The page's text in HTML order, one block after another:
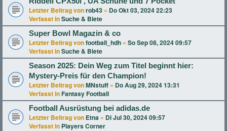
Letzter Beitrag vonrob43 « Do Okt 03, 2024 22:23
Verfasst inSuche & Biete
Super Bowl Magazin & co
Letzter Beitrag vonfootball_hdh « So Sep 08, 2024 09:57
Verfasst inSuche & Biete
Season 2025: Dein Weg zum Titel beginnt hier:
Mystery-Preis für den Champion!
Letzter Beitrag vonMNstuff « Do Aug 29, 2024 13:31
Verfasst in Fantasy Football
Football Ausrüstung bei adidas.de
Letzter Beitrag von Etna « Di Jul 30, 2024 09:57
Verfasst in Players Corner